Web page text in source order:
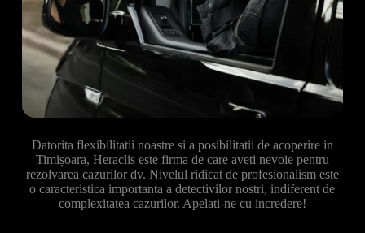
Datorita flexibilitatii noastre si a posibilitatii de acoperire in
Timișoara, Heraclis este firma de care aveti nevoie pentru
rezolvarea cazurilor dv. Nivelul ridicat de profesionalism este
o caracteristica importanta a detectivilor nostri, indiferent de
complexitatea cazurilor. Apelati-ne cu incredere!